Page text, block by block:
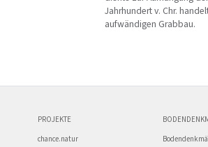
Jahrhundert v. Chr.
aufwändigen Grabbau.
PROJEKTE
chance.natur